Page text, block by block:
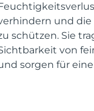
und
schützen. Sie
von
sorgen für